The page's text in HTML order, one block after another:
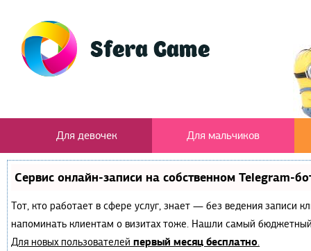
Для девочек Для мальчиков
Сервис онлайн-записи на собственном Telegram-
Тот, кто работает в сфере услуг, знает — без ведения записи
напоминать клиентам о визитах тоже. Нашли самый
Для новых пользователей первый месяц бесплатно.